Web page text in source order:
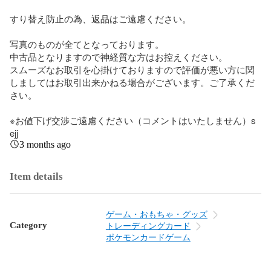
すり替え防止の為、返品はご遠慮ください。
写真のものが全てとなっております。
中古品となりますので神経質な方はお控えください。
スムーズなお取引を心掛けておりますので評価が悪い方に関
しましてはお取引出来かねる場合がございます。ご了承くだ
さい。
※お値下げ交渉ご遠慮ください（コメントはいたしません）s
ejj
3 months ago
Item details
Category
ゲーム・おもちゃ・グッズ
トレーディングカード
ポケモンカードゲーム